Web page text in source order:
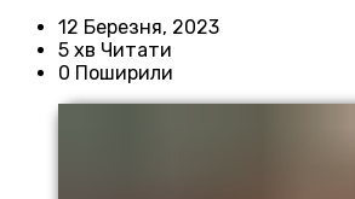
12 Березня, 2023
5 хв Читати
0 Поширили